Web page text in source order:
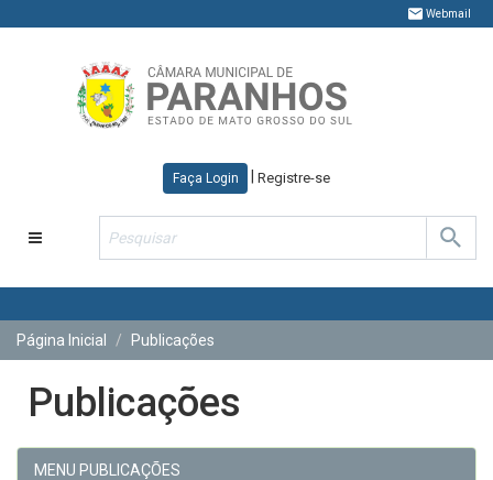
Webmail
Faça Login Registre-se
Toggle
navigation
Página Inicial Publicações
Publicações
MENU PUBLICAÇÕES